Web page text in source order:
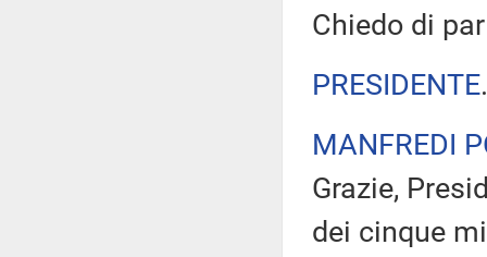
Chiedo di
PRESIDENTE
MANFREDI
Grazie,
dei cinque